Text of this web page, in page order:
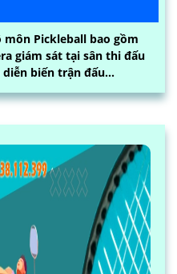
Pickleball bao gồm
giám sát tại sân thi đấu
biến trận đấu...